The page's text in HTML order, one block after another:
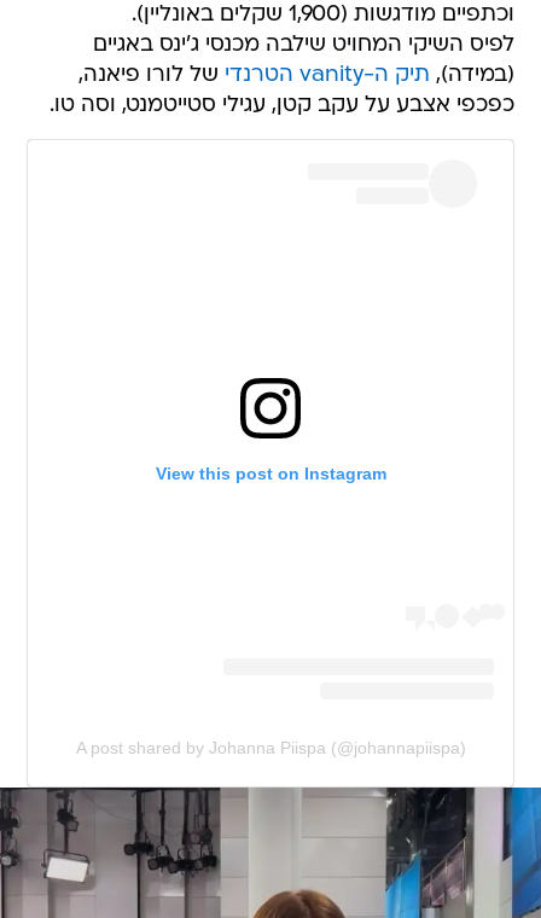
וכתפיים מודגשות (1,900 שקלים באונליין).
לפיס השיקי המחויט שילבה מכנסי ג'ינס באגיים
(במידה), תיק ה-vanity הטרנדי
של לורו פיאנה,
כפכפי אצבע על עקב קטן, עגילי סטייטמנט, וסה טו.
View this post on Instagram
A post shared by Johanna Piispa (@johannapiispa)